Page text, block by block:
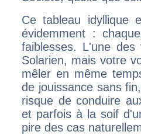
Ce tableau idyllique
évidemment :
faiblesses. L'une
Solarien, mais votre
mêler en même
de jouissance sans
risque de conduire
et parfois à la soif
pire des cas